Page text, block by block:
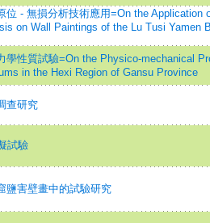
位 - 無損分析技術應用=On the Application
on Wall Paintings of the Lu Tusi Yamen
學性質試驗=On the Physico-mechanical
in the Hexi Region of Gansu Province
查研究
試驗
鹽害壁畫中的試驗研究